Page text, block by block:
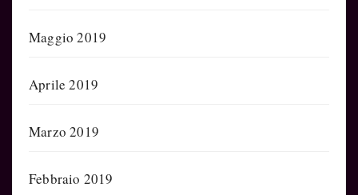
Maggio 2019
Aprile 2019
Marzo 2019
Febbraio 2019